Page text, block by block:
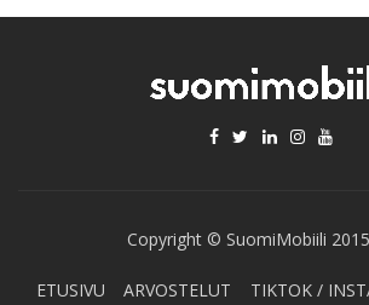
Copyright © SuomiMobiili
ETUSIVU ARVOSTELUT TIKTOK /